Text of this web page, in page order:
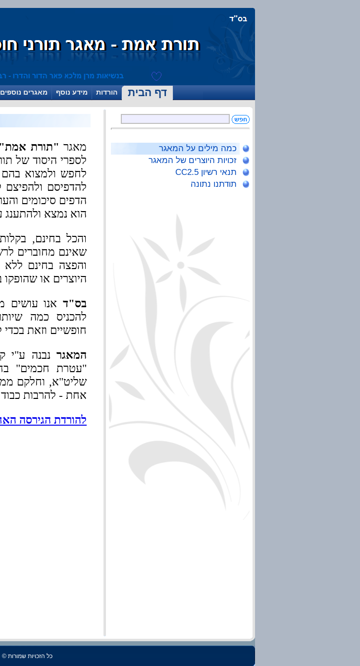
דף הבית הורדות מידע נוסף מאגרים נוספים
כמה מילים על המאגר
זכויות היוצרים של המאגר
תנאי רשיון CC2.5
תודתנו נתונה
כל הזכויות שמורות ©